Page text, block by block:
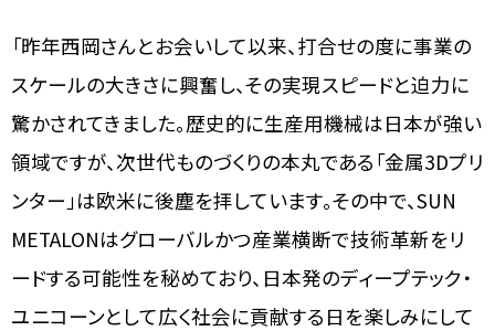
「昨年西岡さんとお会いして以来、打合せの度に事業の
スケールの大きさに興奮し、その実現スピードと迫力に
驚かされてきました。歴史的に生産用機械は日本が強い
領域ですが、次世代ものづくりの本丸である「金属3Dプリ
ンター」は欧米に後塵を拝しています。その中で、SUN
METALONはグローバルかつ産業横断で技術革新をリ
ードする可能性を秘めており、日本発のディープテック・
ユニコーンとして広く社会に貢献する日を楽しみにして